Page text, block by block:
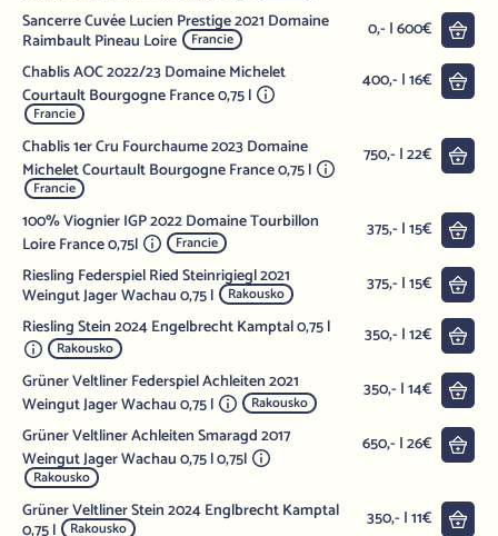
Sancerre Cuvée Lucien Prestige 2021 Domaine
Raimbault Pineau Loire Francie 0,- | 600€
Chablis AOC 2022/23 Domaine Michelet
Courtault Bourgogne France 0,75 l
Francie
400,- | 16€
Chablis 1er Cru Fourchaume 2023 Domaine
Michelet Courtault Bourgogne France 0,75 l
Francie
750,- | 22€
100% Viognier IGP 2022 Domaine Tourbillon
Loire France 0,75l
Francie
375,- | 15€
Riesling Federspiel Ried Steinrigiegl 2021
Weingut Jager Wachau 0,75 l Rakousko 375,- | 15€
Riesling Stein 2024 Engelbrecht Kamptal 0,75 l
Rakousko
350,- | 12€
Grüner Veltliner Federspiel Achleiten 2021
Weingut Jager Wachau 0,75 l
Rakousko
350,- | 14€
Grüner Veltliner Achleiten Smaragd 2017
Weingut Jager Wachau 0,75 l 0,75l
Rakousko
650,- | 26€
Grüner Veltliner Stein 2024 Englbrecht Kamptal
Rakousko 350,- | 11€